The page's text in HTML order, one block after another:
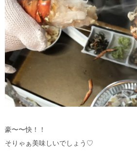
豪〜〜快！！
そりゃぁ美味しいでしょう♡